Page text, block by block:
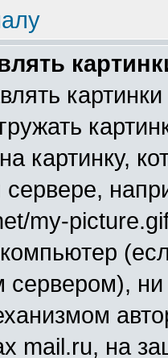
картинку,
my-
ни
mail.ru, на